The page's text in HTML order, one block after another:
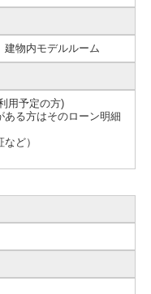
建物内モデルルーム
用予定の方)
ある方はそのローン明細
ど）